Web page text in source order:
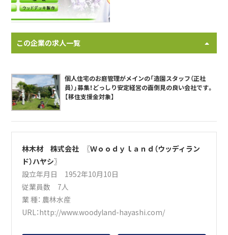
この企業の求人一覧
個人住宅のお庭管理がメインの「造園スタッフ（正社
員）」募集！どっしり安定経営の面倒見の良い会社です。
【移住支援金対象】
林木材 株式会社 〖Ｗｏｏｄｙｌａｎｄ（ウッディラン
ド）ハヤシ〗
設立年月日 1952年10月10日
従業員数 7人
業 種： 農林水産
URL：http://www.woodyland-hayashi.com/